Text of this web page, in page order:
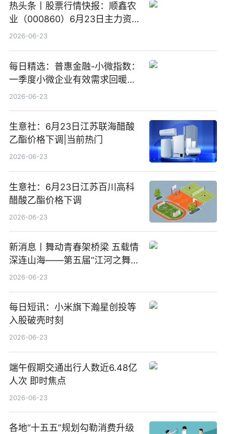
热头条丨股票行情快报：顺鑫农
业（000860）6月23日主力资
金净卖出388.22万元
2026-06-23
每日精选：普惠金融-小微指数：
一季度小微企业有效需求回暖，
金融服务迈向可持续发展新阶段
2026-06-23
生意社：6月23日江苏联海醋酸
乙酯价格下调|当前热门
2026-06-23
生意社：6月23日江苏百川高科
醋酸乙酯价格下调
2026-06-23
新消息丨舞动青春架桥梁 五载情
深连山海——第五届“江河之舞”
中美青少年文化交流展演在镇江
2026-06-23
每日短讯：小米旗下瀚星创投等
入股破壳时刻
2026-06-23
端午假期交通出行人数近6.48亿
人次 即时焦点
2026-06-23
各地“十五五”规划勾勒消费升级